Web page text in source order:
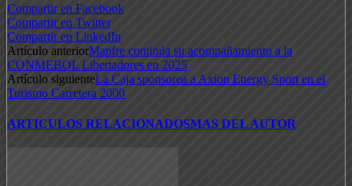
Compartir en Facebook
Compartir en Twitter
Compartir en LinkedIn
Artículo anteriorMapfre continúa su acompañamiento a la
CONMEBOL Libertadores en 2025
Artículo siguienteLa Caja sponsorea a Axion Energy Sport en el
Turismo Carretera 2000
ARTICULOS RELACIONADOSMAS DEL AUTOR